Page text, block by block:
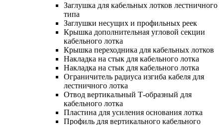
Заглушка для кабельных лотков лестничного
типа
Заглушки несущих и профильных реек
Крышка дополнительная угловой секции
кабельного лотка
Крышка переходника для кабельных лотков
Накладка на стык для кабельного лотка
Накладка на стык для кабельного лотка
Ограничитель радиуса изгиба кабеля для
лестничного лотка
Отвод вертикальный Т-образный для
кабельного лотка
Пластина для усиления основания лотка
Профиль для вертикального кабельного